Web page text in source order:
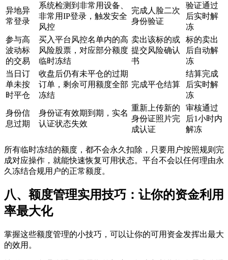
异地异
常登录
系统检测到非常用设备、
非常用IP登录，触发安全
风控
完成人脸二次
身份验证
验证通过
后实时解
冻
参与高
波动标
的交易
买入平台风控名单内的高
风险股票，对应部分额度
临时冻结
卖出该标的或
提交风险确认
书
标的卖出
后自动解
冻
当日订
单未按
时平仓
收盘后仍有未平仓的过期
订单，剩余可用额度全部
冻结
完成平仓结算
结算完成
后实时解
冻
身份信
息过期
身份证有效期到期，实名
认证状态失效
重新上传新的
身份证照片完
成认证
审核通过
后1小时内
解冻
所有临时冻结的额度，都不会永久扣除，只要用户按照规则完
成对应操作，就能快速恢复可用状态。平台不会以任何理由永
久冻结合规用户的正常额度。
八、额度管理实用技巧：让你的资金利用
率最大化
掌握这些额度管理的小技巧，可以让你的可用资金发挥出最大
的效用。